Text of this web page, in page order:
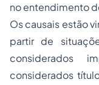
no entendimento
Os causais estão
partir de
considerados
considerados